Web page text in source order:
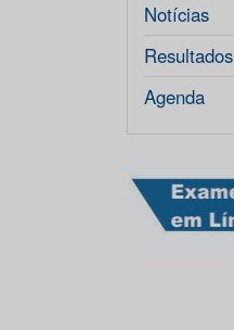
Notícias
Resultados
Agenda